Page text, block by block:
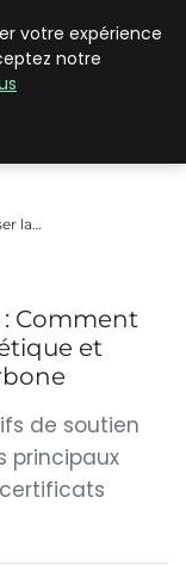
la…
: Comment
et
de soutien
principaux
votre expérience
notre